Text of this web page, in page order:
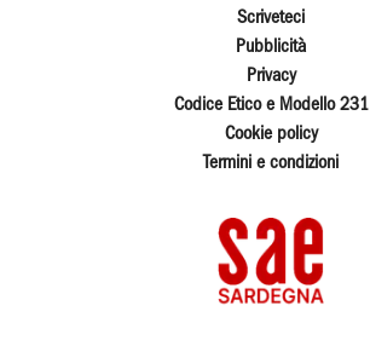
Scriveteci
Pubblicità
Privacy
Codice Etico e Modello 231
Cookie policy
Termini e condizioni